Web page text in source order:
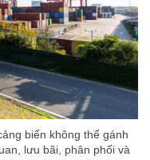
biển không thể gánh
lưu bãi, phân phối và